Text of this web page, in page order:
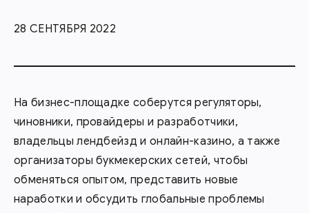
28 СЕНТЯБРЯ 2022
На бизнес-площадке соберутся регуляторы,
чиновники, провайдеры и разработчики,
владельцы лендбейзд и онлайн-казино, а также
организаторы букмекерских сетей, чтобы
обменяться опытом, представить новые
наработки и обсудить глобальные проблемы